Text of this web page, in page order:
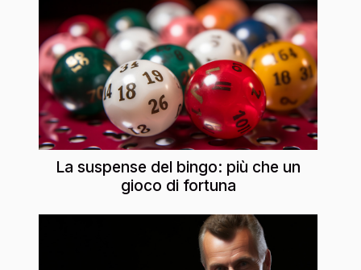
La suspense del bingo: più che un
gioco di fortuna